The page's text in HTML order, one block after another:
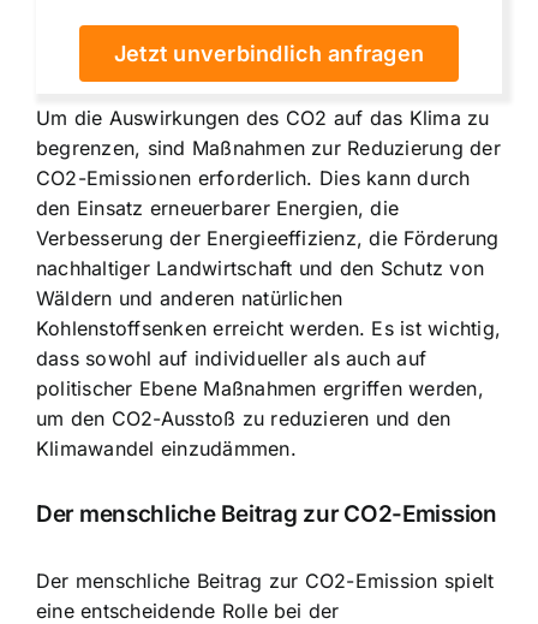
Jetzt unverbindlich anfragen
Um die Auswirkungen des CO2 auf das Klima zu
begrenzen, sind Maßnahmen zur Reduzierung der
CO2-Emissionen erforderlich. Dies kann durch
den Einsatz erneuerbarer Energien, die
Verbesserung der Energieeffizienz, die Förderung
nachhaltiger Landwirtschaft und den Schutz von
Wäldern und anderen natürlichen
Kohlenstoffsenken erreicht werden. Es ist wichtig,
dass sowohl auf individueller als auch auf
politischer Ebene Maßnahmen ergriffen werden,
um den CO2-Ausstoß zu reduzieren und den
Klimawandel einzudämmen.
Der menschliche Beitrag zur CO2-Emission
Der menschliche Beitrag zur CO2-Emission spielt
eine entscheidende Rolle bei der